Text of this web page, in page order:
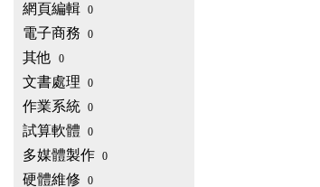
網頁編輯 0
電子商務 0
其他 0
文書處理 0
作業系統 0
試算軟體 0
多媒體製作 0
硬體維修 0